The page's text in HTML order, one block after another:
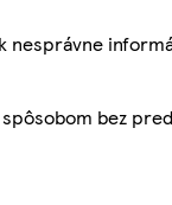
nesprávne
bez